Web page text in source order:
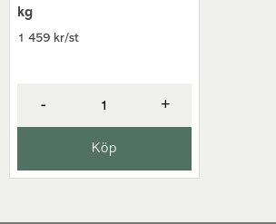
kg
1 459 kr/st
- +
Köp